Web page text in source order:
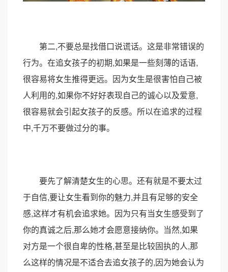
第二,不要总是找借口说谎话。这是非常错误的
行为。在追女孩子的初期,如果是一些刻薄的话语,
很容易将女生推得更远。因为女生是很害怕自己被
人利用的,如果你不好好表现自己的诚心以及爱意,
很容易就会引起女孩子的反感。所以在追求的过程
中,千万不要做过分的事。
要先了解清楚女生的心思。还有就是不要太过
于自信,要让女生看到你的魅力,并且有足够的安全
感,这样才有机会追求她。因为只有当女生感受到了
你的真诚之后,那么她才会愿意接纳你。当然,如果
对方是一个很自卑的性格,甚至是比较固执的人,那
么这样的情况是不适合去追女孩子的,因为她会认为